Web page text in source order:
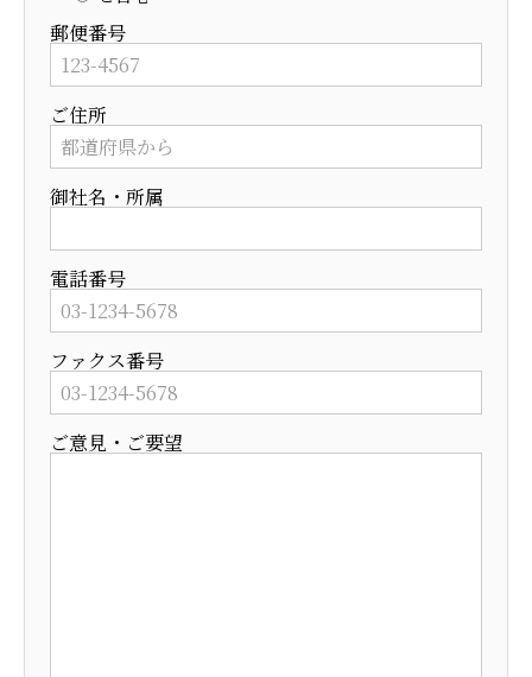
郵便番号
ご住所
御社名・所属
電話番号
ファクス番号
ご意見・ご要望